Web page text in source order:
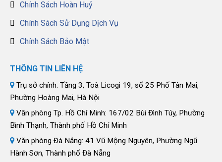
Chính Sách Hoàn Huỷ
Chính Sách Sử Dụng Dịch Vụ
Chính Sách Bảo Mật
THÔNG TIN LIÊN HỆ
Trụ sở chính: Tầng 3, Toà Licogi 19, số 25 Phố Tân Mai,
Phường Hoàng Mai, Hà Nội
Văn phòng Tp. Hồ Chí Minh: 167/02 Bùi Đình Túy, Phường
Bình Thạnh, Thành phố Hồ Chí Minh
Văn phòng Đà Nẵng: 41 Vũ Mộng Nguyên, Phường Ngũ
Hành Sơn, Thành phố Đà Nẵng